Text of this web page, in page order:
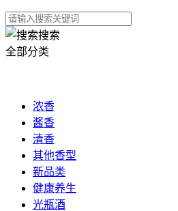
搜索
全部分类
浓香
酱香
清香
其他香型
新品类
健康养生
光瓶酒